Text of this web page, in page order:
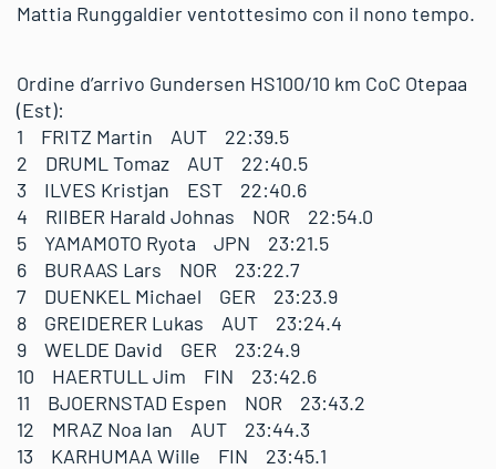
Mattia Runggaldier ventottesimo con il nono tempo.
Ordine d’arrivo Gundersen HS100/10 km CoC Otepaa
(Est):
1 FRITZ Martin AUT 22:39.5
2 DRUML Tomaz AUT 22:40.5
3 ILVES Kristjan EST 22:40.6
4 RIIBER Harald Johnas NOR 22:54.0
5 YAMAMOTO Ryota JPN 23:21.5
6 BURAAS Lars NOR 23:22.7
7 DUENKEL Michael GER 23:23.9
8 GREIDERER Lukas AUT 23:24.4
9 WELDE David GER 23:24.9
10 HAERTULL Jim FIN 23:42.6
11 BJOERNSTAD Espen NOR 23:43.2
12 MRAZ Noa Ian AUT 23:44.3
13 KARHUMAA Wille FIN 23:45.1